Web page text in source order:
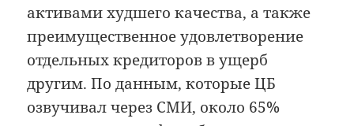
активами худшего качества, а также
преимущественное удовлетворение
отдельных кредиторов в ущерб
другим. По данным, которые ЦБ
озвучивал через СМИ, около 65%